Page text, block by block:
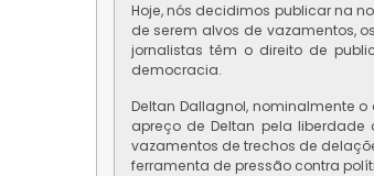
Hoje, nós decidimos publicar na
de serem alvos de vazamentos,
jornalistas têm o direito de
democracia.
Deltan Dallagnol, nominalmente
apreço de Deltan pela
vazamentos de trechos de
ferramenta de pressão contra